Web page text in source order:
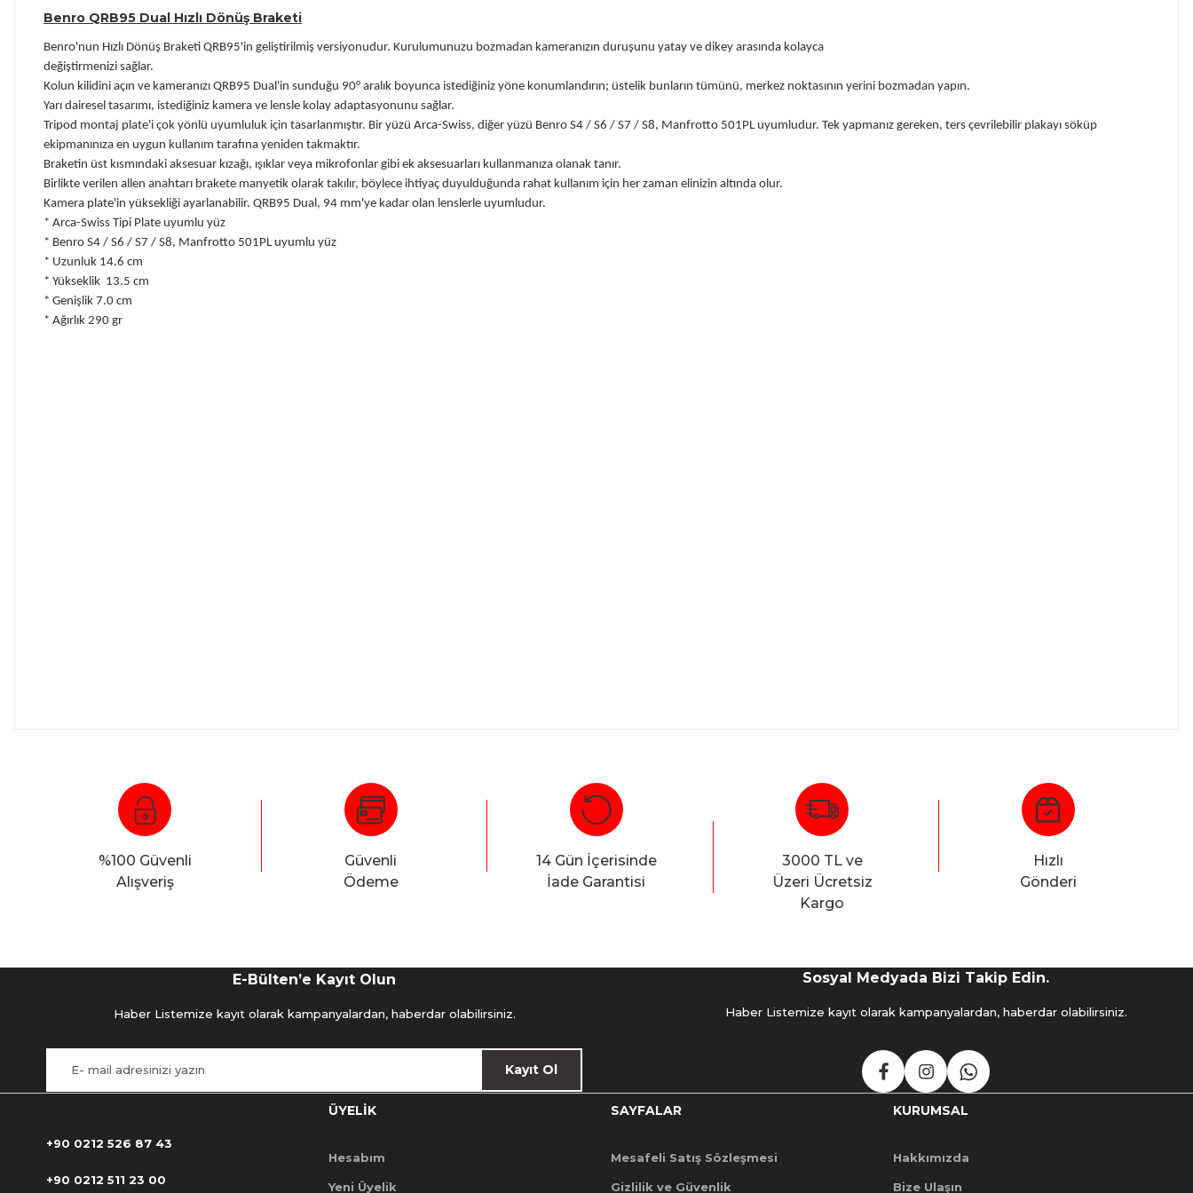
Benro QRB95 Dual Hızlı Dönüş Braketi
Benro'nun Hızlı Dönüş Braketi QRB95'in geliştirilmiş versiyonudur. Kurulumunuzu bozmadan kameranızın duruşunu yatay ve dikey arasında kolayca
değiştirmenizi sağlar.
Kolun kilidini açın ve kameranızı QRB95 Dual'in sunduğu 90° aralık boyunca istediğiniz yöne konumlandırın; üstelik bunların tümünü, merkez noktasının yerini bozmadan yapın.
Yarı dairesel tasarımı, istediğiniz kamera ve lensle kolay adaptasyonunu sağlar.
Tripod montaj plate'i çok yönlü uyumluluk için tasarlanmıştır. Bir yüzü Arca-Swiss, diğer yüzü Benro S4 / S6 / S7 / S8, Manfrotto 501PL uyumludur. Tek yapmanız gereken, ters çevrilebilir plakayı söküp
ekipmanınıza en uygun kullanım tarafına yeniden takmaktır.
Braketin üst kısmındaki aksesuar kızağı, ışıklar veya mikrofonlar gibi ek aksesuarları kullanmanıza olanak tanır.
Birlikte verilen allen anahtarı brakete manyetik olarak takılır, böylece ihtiyaç duyulduğunda rahat kullanım için her zaman elinizin altında olur.
Kamera plate'in yüksekliği ayarlanabilir. QRB95 Dual, 94 mm'ye kadar olan lenslerle uyumludur.
* Arca-Swiss Tipi Plate uyumlu yüz
* Benro S4 / S6 / S7 / S8, Manfrotto 501PL uyumlu yüz
* Uzunluk 14.6 cm
* Yükseklik 13.5 cm
* Genişlik 7.0 cm
* Ağırlık 290 gr
Bu ürüne ilk yorumu siz yapın!
Yorum Yaz
%100 Güvenli
Alışveriş
Güvenli
Ödeme
14 Gün İçerisinde
İade Garantisi
3000 TL ve
Üzeri Ücretsiz
Kargo
Hızlı
Gönderi
E-Bülten’e Kayıt Olun
Haber Listemize kayıt olarak kampanyalardan, haberdar olabilirsiniz.
Kayıt Ol
Sosyal Medyada Bizi Takip Edin.
Haber Listemize kayıt olarak kampanyalardan, haberdar olabilirsiniz.
+90 0212 526 87 43
+90 0212 511 23 00
ÜYELİK
Hesabım
Yeni Üyelik
SAYFALAR
Mesafeli Satış Sözleşmesi
Gizlilik ve Güvenlik
KURUMSAL
Hakkımızda
Bize Ulaşın